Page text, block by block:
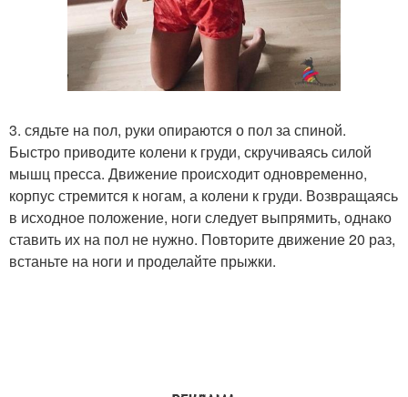
3. сядьте на пол, руки опираются о пол за спиной.
Быстро приводите колени к груди, скручиваясь силой
мышц пресса. Движение происходит одновременно,
корпус стремится к ногам, а колени к груди. Возвращаясь
в исходное положение, ноги следует выпрямить, однако
ставить их на пол не нужно. Повторите движение 20 раз,
встаньте на ноги и проделайте прыжки.